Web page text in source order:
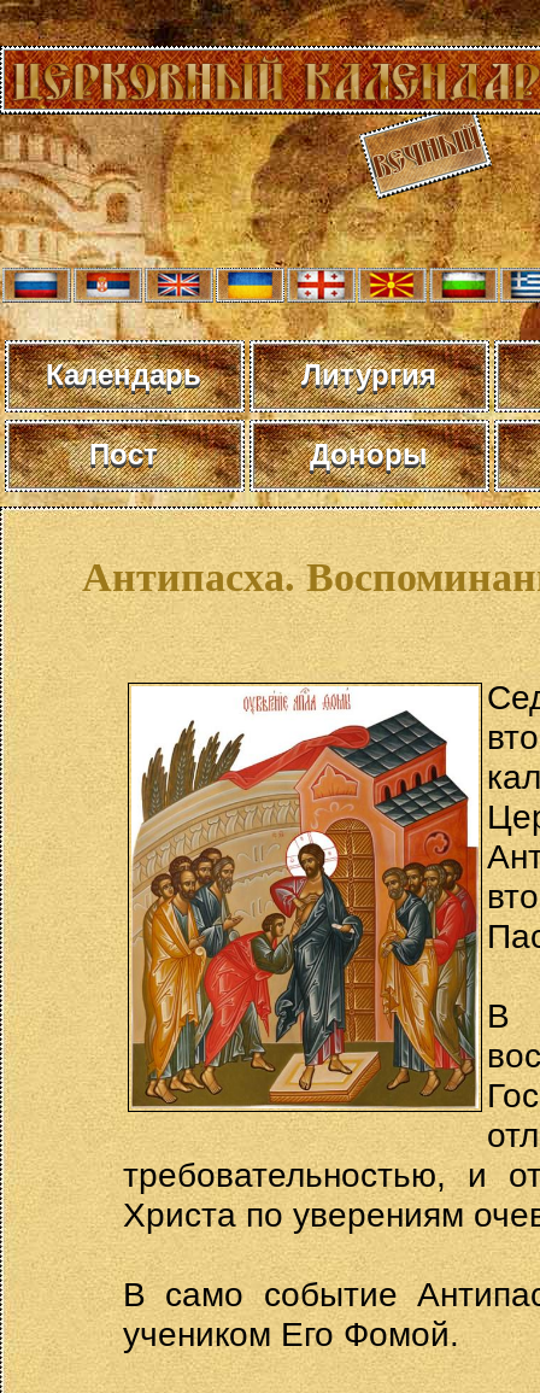
Календарь Литургия
Пост Доноры
Антипасха.
В
требовательностью, и
Христа по уверениям
В само событие
учеником Его Фомой.